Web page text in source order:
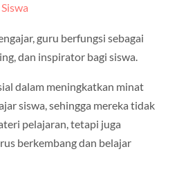
guru berfungsi sebagai
dan inspirator bagi siswa.
dalam meningkatkan minat
siswa, sehingga mereka tidak
pelajaran, tetapi juga
berkembang dan belajar